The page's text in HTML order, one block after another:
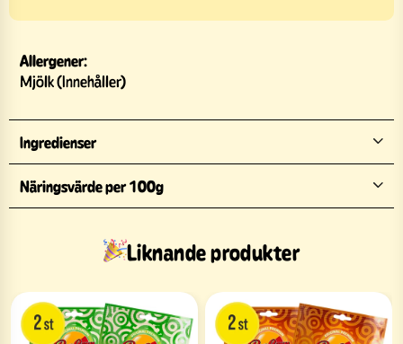
Allergener:
Mjölk (Innehåller)
Ingredienser
Näringsvärde per 100g
Liknande produkter